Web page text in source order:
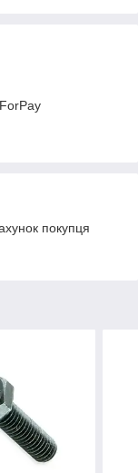
покупця